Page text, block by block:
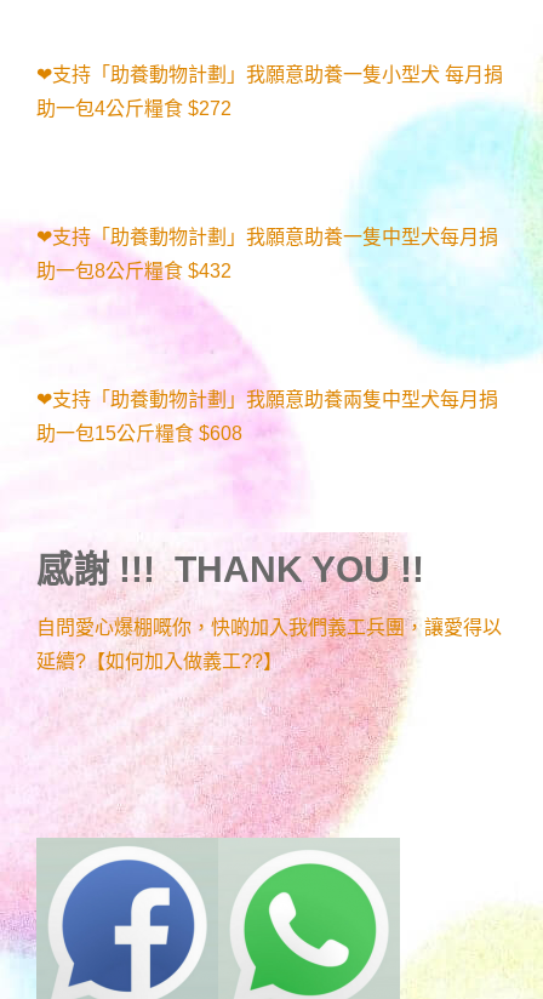
❤支持「助養動物計劃」我願意助養一隻小型犬 每月捐
助一包4公斤糧食 $272
❤支持「助養動物計劃」我願意助養一隻中型犬每月捐
助一包8公斤糧食 $432
❤支持「助養動物計劃」我願意助養兩隻中型犬每月捐
助一包15公斤糧食 $608
感謝 !!! THANK YOU !!
自問愛心爆棚嘅你，快啲加入我們義工兵團，讓愛得以
延續?【如何加入做義工??】